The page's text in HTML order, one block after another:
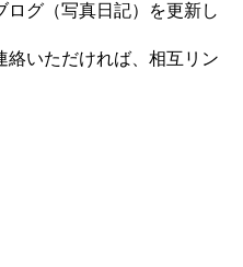
グ（写真日記）を更新し
いただければ、相互リン